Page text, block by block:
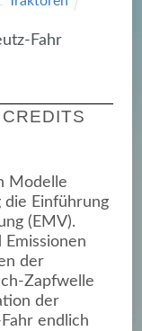
Fahr
CREDITS
Modelle
die Einführung
(EMV).
der
Zapfwelle
der
endlich